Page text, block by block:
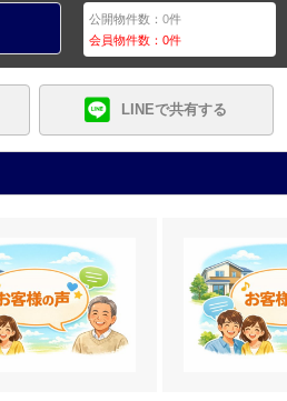
公開物件数：0件
会員物件数：0件
LINEで共有する